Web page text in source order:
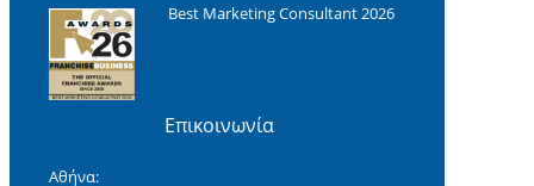
Best Marketing Consultant 2026
Επικοινωνία
Αθήνα: